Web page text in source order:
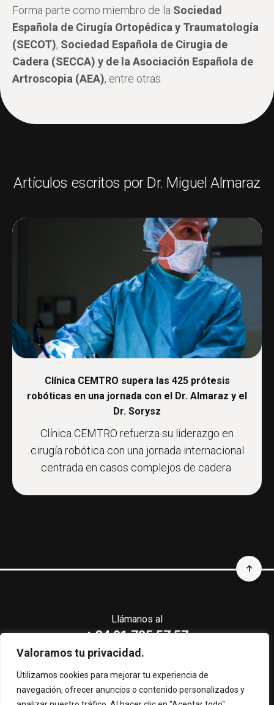
Valoramos tu privacidad.
Utilizamos cookies para mejorar tu experiencia de
navegación, ofrecer anuncios o contenido personalizados y
Forma parte como miembro de la Sociedad
Española de Cirugía Ortopédica y Traumatología
(SECOT), Sociedad Española de Cirugia de
Cadera (SECCA) y de la Asociación Española de
Artroscopia (AEA), entre otras.
Artículos escritos por Dr. Miguel Almaraz
Clínica CEMTRO supera las 425 prótesis
robóticas en una jornada con el Dr. Almaraz y el
Dr. Sorysz
Clínica CEMTRO refuerza su liderazgo en
cirugía robótica con una jornada internacional
centrada en casos complejos de cadera.
CERTIFICACIONES CLÍNICA CEMTRO
Llámanos al
+ 34 91 735 57 57